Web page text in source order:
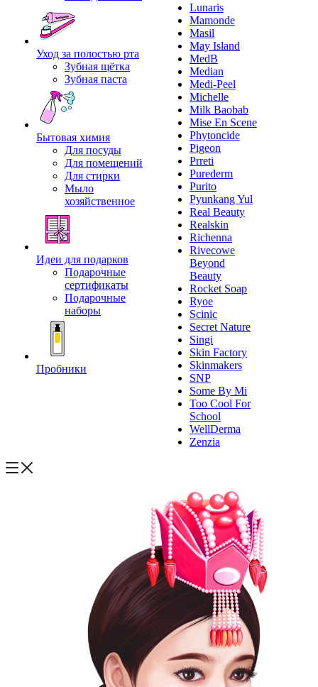
Уход за полостью рта
Зубная щётка
Зубная паста
Бытовая химия
Для посуды
Для помещений
Для стирки
Мыло
хозяйственное
Идеи для подарков
Подарочные
сертификаты
Подарочные
наборы
Пробники
Lunaris
Mamonde
Masil
May Island
MedB
Median
Medi-Peel
Michelle
Milk Baobab
Mise En Scene
Phytoncide
Pigeon
Prreti
Purederm
Purito
Pyunkang Yul
Real Beauty
Realskin
Richenna
Rivecowe
Beyond
Beauty
Rocket Soap
Ryoe
Scinic
Secret Nature
Singi
Skin Factory
Skinmakers
SNP
Some By Mi
Too Cool For
School
WellDerma
Zenzia